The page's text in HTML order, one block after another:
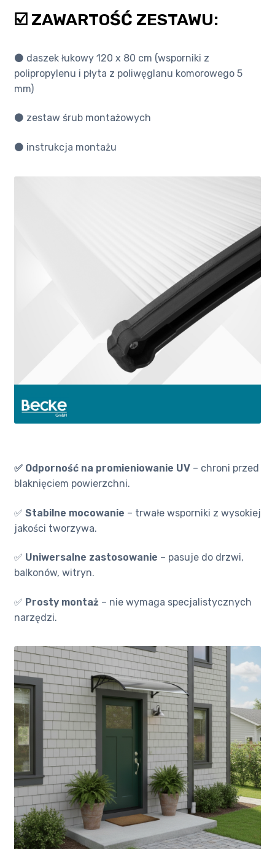
☑️ ZAWARTOŚĆ ZESTAWU:
⚫️ daszek łukowy 120 x 80 cm (wsporniki z
polipropylenu i płyta z poliwęglanu komorowego 5
mm)
⚫️ zestaw śrub montażowych
⚫️ instrukcja montażu
✅ Odporność na promieniowanie UV – chroni przed
blaknięciem powierzchni.
✅ Stabilne mocowanie – trwałe wsporniki z wysokiej
jakości tworzywa.
✅ Uniwersalne zastosowanie – pasuje do drzwi,
balkonów, witryn.
✅ Prosty montaż – nie wymaga specjalistycznych
narzędzi.